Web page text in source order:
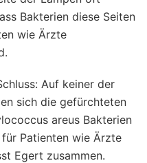
Bakterien diese Seiten
wie Ärzte
Auf keiner der
sich die gefürchteten
areus Bakterien
für Patienten wie Ärzte
Egert zusammen.